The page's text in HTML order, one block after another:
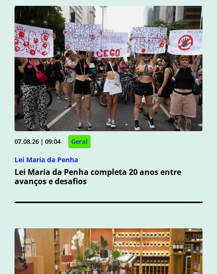
07.08.26 | 09:04 Geral
Lei Maria da Penha
Lei Maria da Penha completa 20 anos entre
avanços e desafios